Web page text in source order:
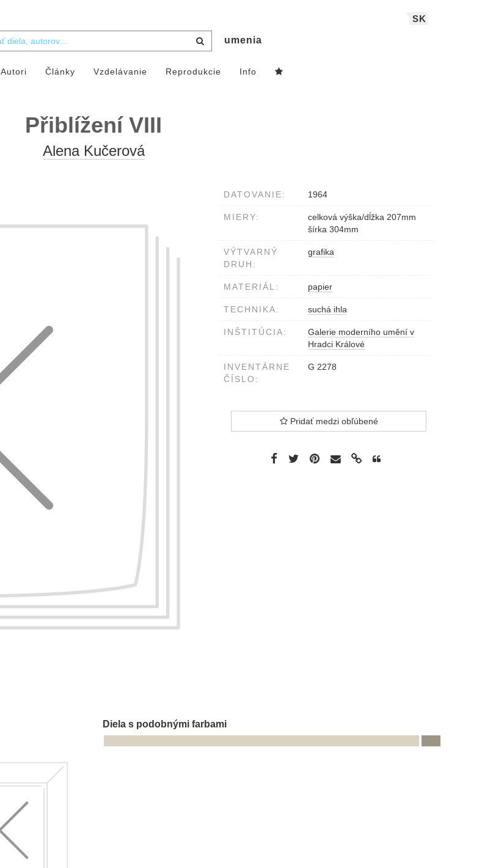
SK
umenia
Autori Články Vzdelávanie Reprodukcie Info
Přiblížení VIII
Alena Kučerová
DATOVANIE: 1964
MIERY:
celková výška/dĺžka 207mm
šírka 304mm
VÝTVARNÝ
DRUH:
grafika
MATERIÁL: papier
TECHNIKA: suchá ihla
INŠTITÚCIA:
Galerie moderního umění v
Hradci Králové
INVENTÁRNE
ČÍSLO:
G 2278
Pridať medzi obľúbené
Diela s podobnými farbami